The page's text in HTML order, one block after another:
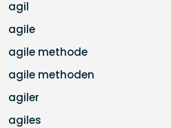
agil
agile
agile methode
agile methoden
agiler
agiles